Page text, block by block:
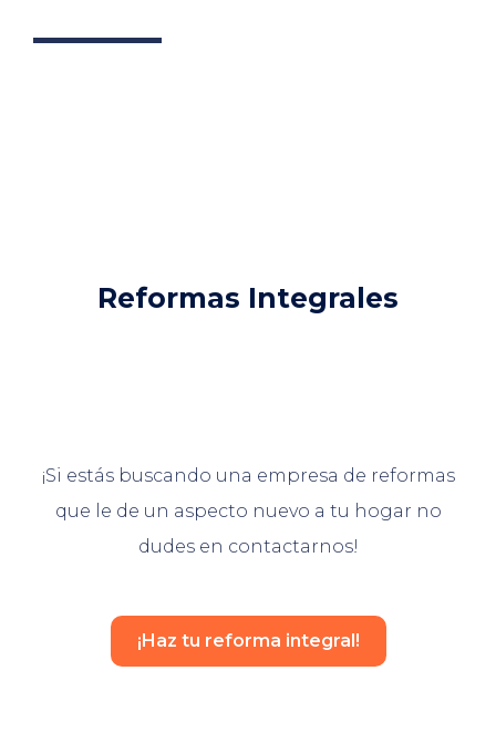
Reformas Integrales
¡Si estás buscando una empresa de reformas
que le de un aspecto nuevo a tu hogar no
dudes en contactarnos!
¡Haz tu reforma integral!